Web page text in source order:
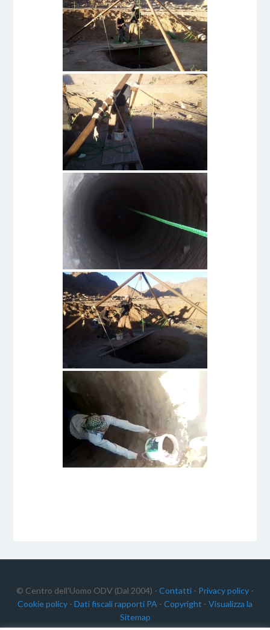
© Centro dell'Uomo ODV (Dal 2004) - Contatti - Privacy policy -
Cookie policy - Dati fiscali rapporti PA - Copyright - Visualizza la
Sitemap